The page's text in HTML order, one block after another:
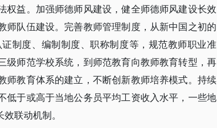
益。加强师德师风建设，健全师德师风建设长效
队伍建设。完善教师管理制度，从新中国之初的
制度、编制制度、职称制度等，规范教师职业准
级师范学校系统，到师范教育向教师教育转型，再
教育体系的建立，不断创新教师培养模式。持续
于或高于当地公务员平均工资收入水平，一些地
联动机制。